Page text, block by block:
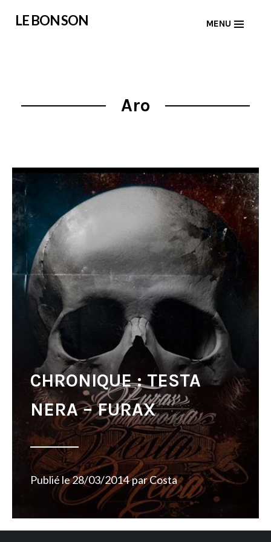
LE BON SON MENU
Aro
CHRONIQUE : TESTA
NERA – FURAX
Publié le28/03/2014 parCosta